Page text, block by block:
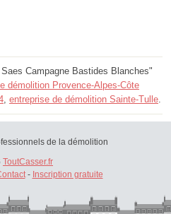
Campagne Bastides Blanches"
démolition Provence-Alpes-Côte
entreprise de démolition Sainte-Tulle
de la démolition
ToutCasser.fr
- Inscription gratuite